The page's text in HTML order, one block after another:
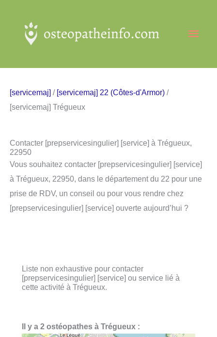
contenu
[servicemaj] / [servicemaj] 22 (Côtes-d'Armor) /
[servicemaj] Trégueux
Contacter [prepservicesingulier] [service] à Trégueux,
22950
Vous souhaitez contacter [prepservicesingulier] [service]
à Trégueux, 22950, dans le département du 22 pour une
prise de RDV, un conseil ou pour vous rendre chez
[prepservicesingulier] [service] ouverte aujourd’hui ?
Liste non exhaustive pour contacter
[prepservicesingulier] [service] ou service lié à
cette activité à Trégueux.
Il y a 2 ostéopathes à Trégueux :